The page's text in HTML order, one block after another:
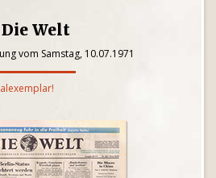
Die Welt
vom Samstag, 10.07.1971